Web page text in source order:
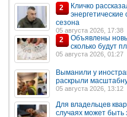
2
Кличко
сезона
05 августа 2026, 17:38
2
Объявлены
сколько будут
05 августа 2026, 01:27
Выманили у
раскрыли
05 августа 2026, 13:12
Для владельцев
случаях может